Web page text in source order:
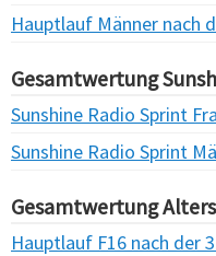
Hauptlauf Männer nach
Gesamtwertung
Sunshine Radio Sprint
Sunshine Radio Sprint
Gesamtwertung
Hauptlauf F16 nach der